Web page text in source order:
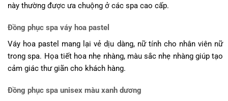
này thường được ưa chuộng ở các spa cao cấp.
Đồng phục spa váy hoa pastel
Váy hoa pastel mang lại vẻ dịu dàng, nữ tính cho nhân viên nữ
trong spa. Họa tiết hoa nhẹ nhàng, màu sắc nhẹ nhàng giúp tạo
cảm giác thư giãn cho khách hàng.
Đồng phục spa unisex màu xanh dương